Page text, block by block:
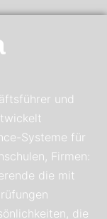
und
Systeme für
Firmen:
die mit
die